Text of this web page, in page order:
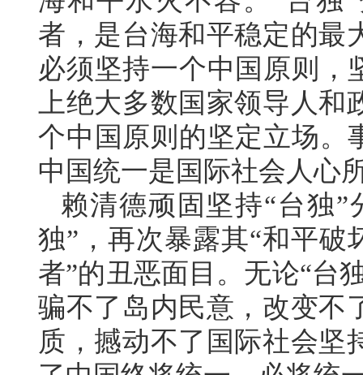
者，是台海和平稳定的最
必须坚持一个中国原则，
上绝大多数国家领导人
个中国原则的坚定立场。
中国统一是国际社会人心
赖清德顽固坚持“台独”
独”，再次暴露其“和平破
者”的丑恶面目。无论“台
骗不了岛内民意，改变不
质，撼动不了国际社会坚